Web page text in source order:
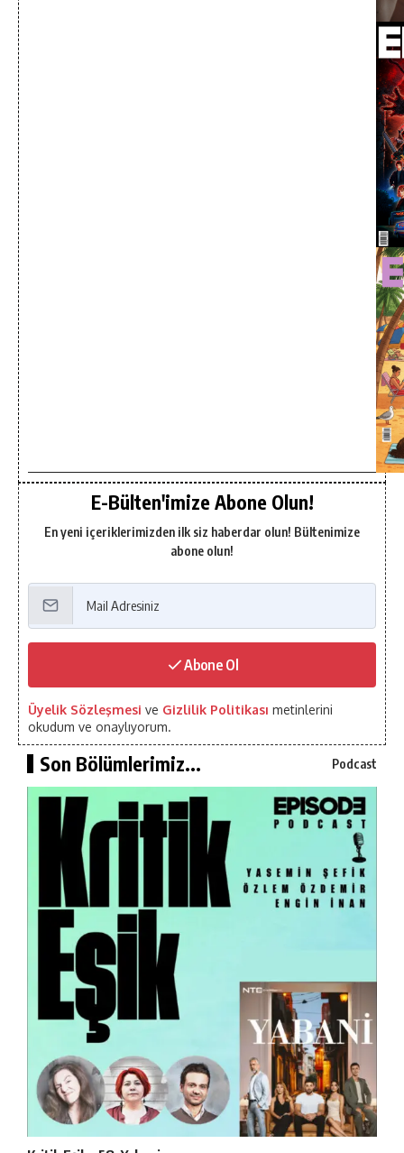
E-Bülten'imize Abone Olun!
En yeni içeriklerimizden ilk siz haberdar olun! Bültenimize
abone olun!
Abone Ol
Üyelik Sözleşmesi ve Gizlilik Politikası metinlerini
okudum ve onaylıyorum.
Son Bölümlerimiz... Podcast